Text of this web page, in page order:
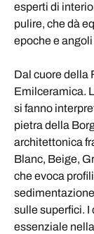
esperti di
pulire, che dà
epoche e
Dal cuore della
Emilceramica.
si fanno
pietra della
architettonica
Blanc, Beige,
che evoca
sulle superfici.
essenziale